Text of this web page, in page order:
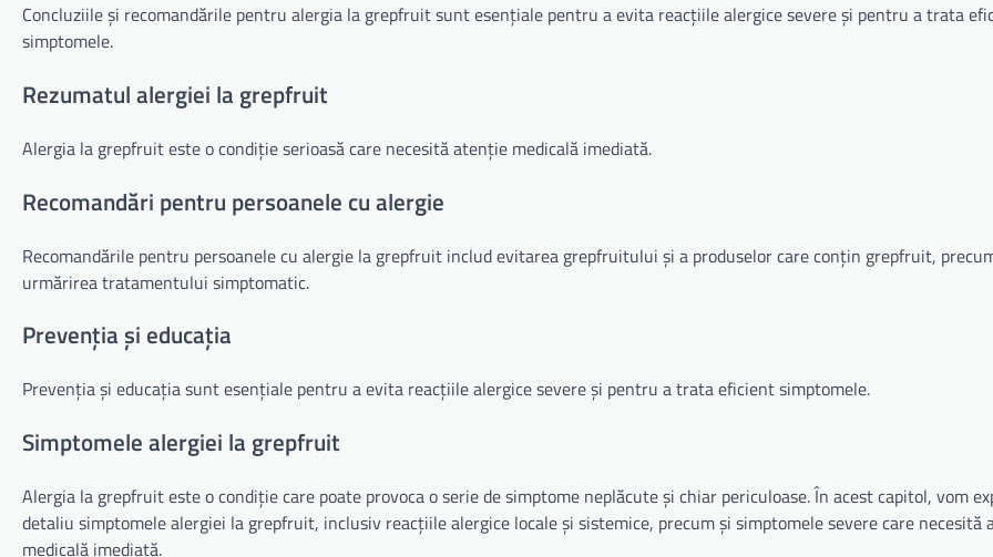
Concluziile și recomandările pentru alergia la grepfruit sunt esențiale pentru a evita reacțiile alergice severe și pentru a trata
simptomele.
Rezumatul alergiei la grepfruit
Alergia la grepfruit este o condiție serioasă care necesită atenție medicală imediată.
Recomandări pentru persoanele cu alergie
Recomandările pentru persoanele cu alergie la grepfruit includ evitarea grepfruitului și a produselor care conțin grepfruit,
urmărirea tratamentului simptomatic.
Prevenția și educația
Prevenția și educația sunt esențiale pentru a evita reacțiile alergice severe și pentru a trata eficient simptomele.
Simptomele alergiei la grepfruit
Alergia la grepfruit este o condiție care poate provoca o serie de simptome neplăcute și chiar periculoase. În acest capitol, vom
detaliu simptomele alergiei la grepfruit, inclusiv reacțiile alergice locale și sistemice, precum și simptomele severe care necesită
medicală imediată.